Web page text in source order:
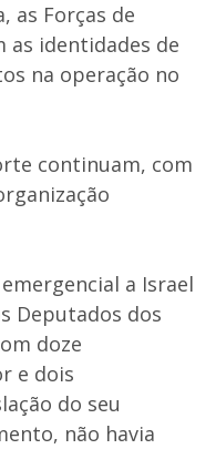
as Forças de
as identidades de
na operação no
continuam, com
a Israel
Deputados dos
doze
e dois
do seu
não havia